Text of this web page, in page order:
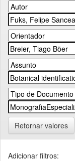
Retornar valores
Adicionar filtros: